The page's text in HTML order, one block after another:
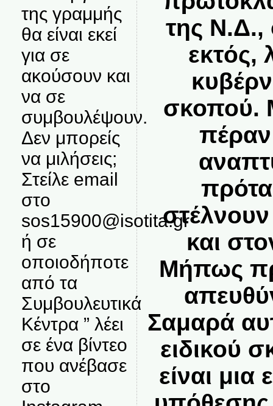
της γραμμής
θα είναι εκεί
για σε
ακούσουν και
να σε
συμβουλέψουν.
Δεν μπορείς
να μιλήσεις;
Στείλε email
στο
sos15900@isotita.gr
ή σε
οποιοδήποτε
από τα
Συμβουλευτικά
Κέντρα ” λέει
σε ένα βίντεο
που ανέβασε
στο
της Ν.Δ.,
εκτός,
σκοπού.
και
Μήπως
Σαμαρά
ειδικού
είναι